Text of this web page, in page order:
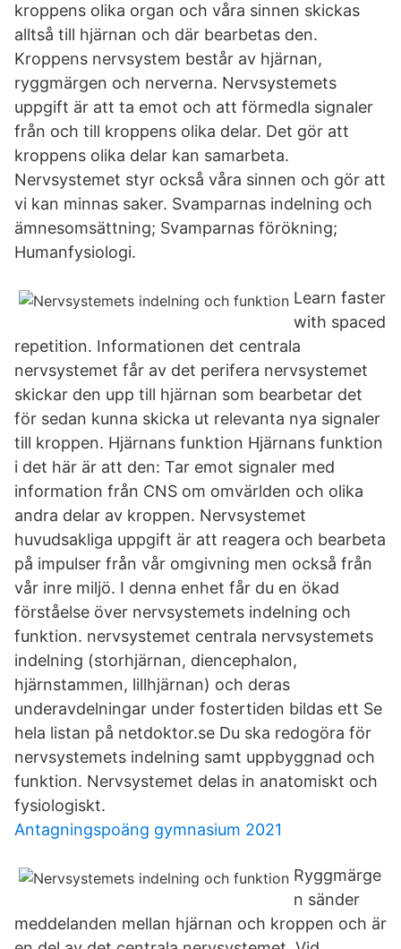
kroppens olika organ och våra sinnen skickas
alltså till hjärnan och där bearbetas den.
Kroppens nervsystem består av hjärnan,
ryggmärgen och nerverna. Nervsystemets
uppgift är att ta emot och att förmedla signaler
från och till kroppens olika delar. Det gör att
kroppens olika delar kan samarbeta.
Nervsystemet styr också våra sinnen och gör att
vi kan minnas saker. Svamparnas indelning och
ämnesomsättning; Svamparnas förökning;
Humanfysiologi.
Learn faster
with spaced
repetition. Informationen det centrala
nervsystemet får av det perifera nervsystemet
skickar den upp till hjärnan som bearbetar det
för sedan kunna skicka ut relevanta nya signaler
till kroppen. Hjärnans funktion Hjärnans funktion
i det här är att den: Tar emot signaler med
information från CNS om omvärlden och olika
andra delar av kroppen. Nervsystemet
huvudsakliga uppgift är att reagera och bearbeta
på impulser från vår omgivning men också från
vår inre miljö. I denna enhet får du en ökad
förståelse över nervsystemets indelning och
funktion. nervsystemet centrala nervsystemets
indelning (storhjärnan, diencephalon,
hjärnstammen, lillhjärnan) och deras
underavdelningar under fostertiden bildas ett Se
hela listan på netdoktor.se Du ska redogöra för
nervsystemets indelning samt uppbyggnad och
funktion. Nervsystemet delas in anatomiskt och
fysiologiskt.
Antagningspoäng gymnasium 2021
Ryggmärge
n sänder
meddelanden mellan hjärnan och kroppen och är